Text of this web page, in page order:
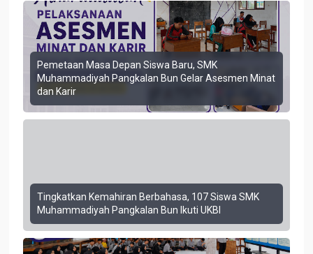
Pemetaan Masa Depan Siswa Baru, SMK
Muhammadiyah Pangkalan Bun Gelar Asesmen Minat
dan Karir
Tingkatkan Kemahiran Berbahasa, 107 Siswa SMK
Muhammadiyah Pangkalan Bun Ikuti UKBI